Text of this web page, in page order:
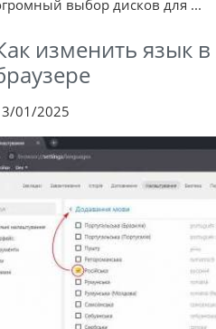
выбор дисков для ...
изменить язык в
01/2025